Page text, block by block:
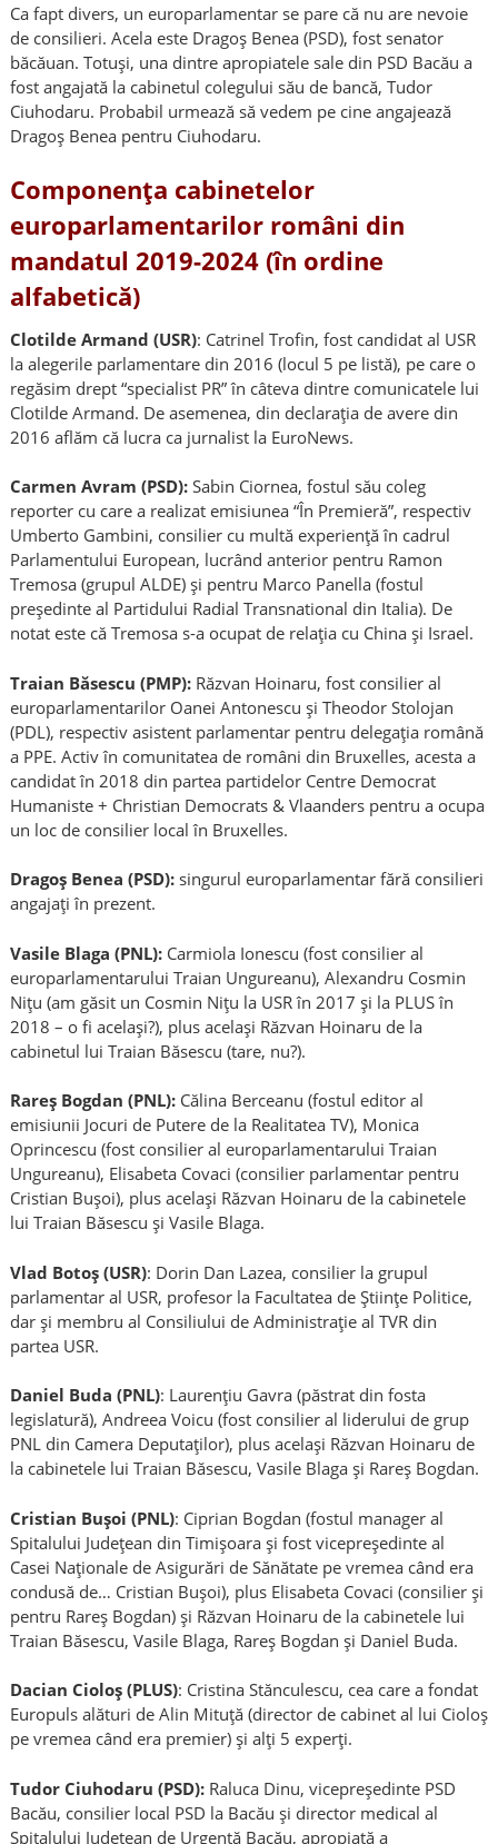
Ca fapt divers, un europarlamentar se pare că nu are nevoie
de consilieri. Acela este Dragoș Benea (PSD), fost senator
băcăuan. Totuși, una dintre apropiatele sale din PSD Bacău a
fost angajată la cabinetul colegului său de bancă, Tudor
Ciuhodaru. Probabil urmează să vedem pe cine angajează
Dragoș Benea pentru Ciuhodaru.
Componența cabinetelor
europarlamentarilor români din
mandatul 2019-2024 (în ordine
alfabetică)
Clotilde Armand (USR): Catrinel Trofin, fost candidat al USR
la alegerile parlamentare din 2016 (locul 5 pe listă), pe care o
regăsim drept “specialist PR” în câteva dintre comunicatele lui
Clotilde Armand. De asemenea, din declarația de avere din
2016 aflăm că lucra ca jurnalist la EuroNews.
Carmen Avram (PSD):Sabin Ciornea, fostul său coleg
reporter cu care a realizat emisiunea “În Premieră”, respectiv
Umberto Gambini, consilier cu multă experiență în cadrul
Parlamentului European, lucrând anterior pentru Ramon
Tremosa (grupul ALDE) și pentru Marco Panella (fostul
președinte al Partidului Radial Transnational din Italia). De
notat este că Tremosa s-a ocupat de relația cu China și Israel.
Traian Băsescu (PMP):Răzvan Hoinaru, fost consilier al
europarlamentarilor Oanei Antonescu și Theodor Stolojan
(PDL), respectiv asistent parlamentar pentru delegația română
a PPE. Activ în comunitatea de români din Bruxelles, acesta a
candidat în 2018 din partea partidelor Centre Democrat
Humaniste + Christian Democrats & Vlaanders pentru a ocupa
un loc de consilier local în Bruxelles.
Dragoș Benea (PSD):singurul europarlamentar fără consilieri
angajați în prezent.
Vasile Blaga (PNL):Carmiola Ionescu (fost consilier al
europarlamentarului Traian Ungureanu), Alexandru Cosmin
Nițu (am găsit un Cosmin Nițu la USR în 2017 și la PLUS în
2018 – o fi același?), plus același Răzvan Hoinaru de la
cabinetul lui Traian Băsescu (tare, nu?).
Rareș Bogdan (PNL):Călina Berceanu (fostul editor al
emisiunii Jocuri de Putere de la Realitatea TV), Monica
Oprincescu (fost consilier al europarlamentarului Traian
Ungureanu), Elisabeta Covaci (consilier parlamentar pentru
Cristian Bușoi), plus același Răzvan Hoinaru de la cabinetele
lui Traian Băsescu și Vasile Blaga.
Vlad Botoș (USR): Dorin Dan Lazea, consilier la grupul
parlamentar al USR, profesor la Facultatea de Științe Politice,
dar și membru al Consiliului de Administrație al TVR din
partea USR.
Daniel Buda (PNL): Laurențiu Gavra (păstrat din fosta
legislatură), Andreea Voicu (fost consilier al liderului de grup
PNL din Camera Deputaților), plus același Răzvan Hoinaru de
la cabinetele lui Traian Băsescu, Vasile Blaga și Rareș Bogdan.
Cristian Bușoi (PNL): Ciprian Bogdan (fostul manager al
Spitalului Județean din Timișoara și fost vicepreședinte al
Casei Naționale de Asigurări de Sănătate pe vremea când era
condusă de… Cristian Bușoi), plus Elisabeta Covaci (consilier și
pentru Rareș Bogdan) și Răzvan Hoinaru de la cabinetele lui
Traian Băsescu, Vasile Blaga, Rareș Bogdan și Daniel Buda.
Dacian Cioloș (PLUS): Cristina Stănculescu, cea care a fondat
Europuls alături de Alin Mituță (director de cabinet al lui Cioloș
pe vremea când era premier) și alți 5 experți.
Tudor Ciuhodaru (PSD):Raluca Dinu, vicepreședinte PSD
Bacău, consilier local PSD la Bacău și director medical al
Spitalului Județean de Urgență Bacău, apropiată a